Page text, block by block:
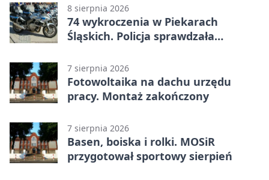
8 sierpnia 2026
74 wykroczenia w Piekarach
Śląskich. Policja sprawdzała
7 sierpnia 2026
Fotowoltaika na dachu urzędu
pracy. Montaż zakończony
7 sierpnia 2026
Basen, boiska i rolki. MOSiR
przygotował sportowy sierpień